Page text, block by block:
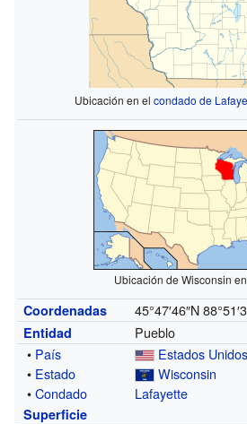
Ubicación en el condado de
Ubicación de Wisconsin
Coordenadas 45°47′46″N
Entidad
Pueblo
• País
Estados Unidos
• Estado
Wisconsin
•Condado Lafayette
Superficie